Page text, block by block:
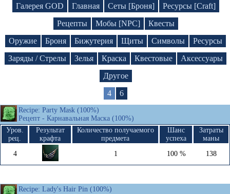
Галерея GOD Главная Сеты [Броня]
Ресурсы [Craft]
Рецепты
Мобы [NPC]
Квесты
Оружие
Броня Бижутерия Щиты Символы
Ресурсы
Заряды / Стрелы
Зелья Краска Квестовые
Аксессуары
Другое
4
6
Recipe: Party Mask (100%)
Рецепт - Карнавальная Маска (100%)
Уров.
рец.
Результат
крафта
Количество получаемого
предмета
Шанс
успеха
Затраты
маны
4
1 100 % 138
Recipe: Lady's Hair Pin (100%)